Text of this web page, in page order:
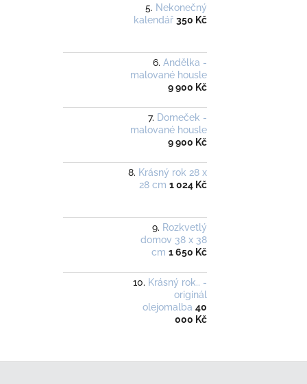
Nekonečný
kalendář 350 Kč
Andělka -
malované housle
9 900 Kč
Domeček -
malované housle
9 900 Kč
Krásný rok 28 x
28 cm 1 024 Kč
Rozkvetlý
domov 38 x 38
cm 1 650 Kč
Krásný rok.. -
originál
olejomalba 40
000 Kč